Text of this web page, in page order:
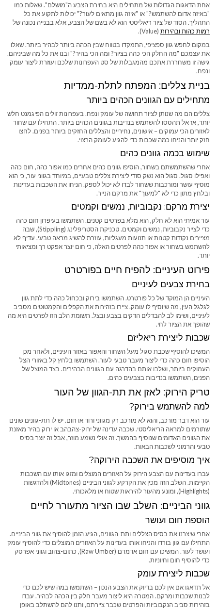
אחת הדאגות הגדולות של מתחילים היא בחירת הצבע ה"מושלם". שאלות כמו
"באיזה אדום להשתמש?" או "איזה גוון מתאים לעור?" יכולות לתקוע את כל
התהליך. הסוד של ציור ריאליסטי הוא לא בשם של הצבע, אלא בבנייה נכונה של
רמות כהות ובהירות (Value).
במקום לחפש גוון ספציפי, התמקדו בטווח שבין הכהה ביותר לבהיר ביותר. שאלו
את עצמכם "מה החלק הכי כהה בציור? ומה הכי בהיר?" ובנו את כל מה שביניהם.
גישה זו משחררת אתכם מהמגבלות של סט העפרונות שלכם ועוזרת ליצור עומק
ונפח.
בניית צללים: המפתח לתלת-ממדיות
מתחילים עם הגוונים הכהים ביותר
צללים הם מה שנותן לציור תחושה של עומק ונפח. בעפרונות זולים הפיגמנט חלש
יותר, אז אל תהססו להשתמש בנדיבות בגוונים הכהים ביותר. התחילו עם שחור
לאזורים הכי עמוקים – אישונים, נחיריים והצללים החזקים ביותר בפנים. לחצו
חזק יותר והניחו כמה שכבות כדי להגיע לעומק הרצוי.
שימוש בכמה גוונים כהים
אחרי שהשתמשתם בשחור, הוסיפו גוונים כהים אחרים כמו אפור כהה, חום כהה
ואפילו סגול. סגול הוא נשק סודי ליצירת צללים טבעיים, במיוחד בגווני עור, כי הוא
מוסיף עושר ומורכבות ששחור לבדו לא יכול לספק. הניחו את השכבות בעדינות
ובלחץ מתון כדי לא "למעוך" את מרקם הנייר.
יצירת מרקם: נקבוביות, נמשים וקמטים
עור אמיתי הוא לא חלק, הוא מלא בפרטים קטנים. השתמשו בעיפרון חום כהה
כדי לצייר נקבוביות, נמשים וקמטים. טכניקת הסטריפלינג (Stippling), שבה
מציירים נקודות קטנות או תנועות מעגליות, עוזרת להשיג מראה טבעי. עדיף לא
להשתמש בשחור או אפור כהה לפרטים האלה, כי חום יוצר אפקט רך ומציאותי
יותר.
פירוט העיניים: להפיח חיים בפורטרט
בחירת צבעים לעיניים
העיניים הן המוקד של כל פורטרט. השתמשו בירוק ובכחול כהה כדי לתת גוון
לגלגל העין, מה שיוסיף לו עומק. ציירו בזהירות את הקפלים והקמטוטים מסביב
לעיניים, ושימו לב להבדלים הדקים בצבע ובצל. תשומת הלב הזו לפרטים היא מה
שהופך את הציור לחי.
שכבות ליצירת ריאליזם
המשיכו להוסיף שכבת סגול מעל השחור והאפור באזור העיניים, ולאחר מכן
הוסיפו חום כהה כדי ליצור מעבר טבעי לעור. השתמשו בלחץ קל באזורי הצל
העמוקים ביותר, ושלבו אותם בהדרגה עם הגוונים הבהירים. בצד המוצל של
הפנים, השתמשו בנדיבות בצבעים כהים.
טריק הירוק: לאזן את תת-הגוון של העור
למה להשתמש בירוק?
עור הוא דבר מורכב, והוא לא מורכב רק מגווני ורוד או חום. יש לו תת-גוונים שונים
שתורמים למראה הריאליסטי. שכבה עדינה של ירוק-צהבהב או ירוק בהיר מאזנת
את הגוונים האדומים שנוסיף בהמשך. זה אולי נשמע מוזר, אבל זה יוצר בסיס
טבעי והרמוני לשכבות הבאות.
איך מוסיפים את השכבה הירוקה?
עברו בעדינות עם הצבע הירוק על האזורים המוצלים ומזגו אותו עם השכבות
הקיימות. השלב הזה מכין את הקרקע לגווני הביניים (Midtones) ולהדגשות
(Highlights), ומונע מהעור להיראות שטוח או מלאכותי.
גווני הביניים: השלב שבו הציור מתעורר לחיים
הוספת חום ועושר
אחרי שיצרנו את בסיס הצללים ותת-הגוונים, הגיע הזמן להוסיף את גווני הביניים.
התחילו עם גוון בורדו והניחו אותו בעדינות על האזורים המוצלים כדי להוסיף עומק
ועושר לעור. המשיכו עם חום אדמדם (Raw Umber), כתום-צהוב וגווני אפרסק
כדי להוסיף חום וחיוניות.
שכבות ליצירת עומק
אל תדאגו אם אין לכם בדיוק את הצבע הנכון – השתמשו במה שיש לכם כדי
לבנות שכבות ומרקם. המטרה היא ליצור מעבר חלק בין הכהה לבהיר. עבדו
בזהירות סביב הנקבוביות והפרטים שכבר ציירתם, ותנו להם להשתלב באופן